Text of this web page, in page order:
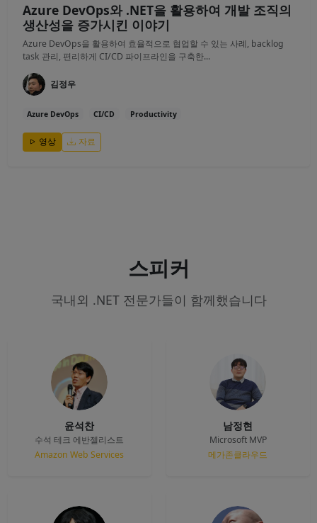
Azure DevOps와 .NET을 활용하여 개발 조직의
생산성을 증가시킨 이야기
Azure DevOps을 활용하여 효율적으로 협업할 수 있는 사례, backlog
task 관리, 편리하게 CI/CD 파이프라인을 구축한...
김정우
Azure DevOps CI/CD Productivity
영상 자료
스피커
국내외 .NET 전문가들이 함께했습니다
윤석찬
수석 테크 에반젤리스트
Amazon Web Services
남정현
Microsoft MVP
메가존클라우드